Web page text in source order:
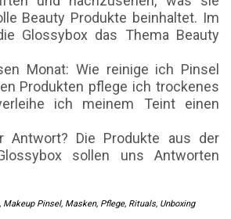
Beauty Produkte beinhaltet. Im
Glossybox das Thema Beauty
Monat: Wie reinige ich Pinsel
Produkten pflege ich trockenes
ich meinem Teint einen
Antwort? Die Produkte aus der
sollen uns Antworten
, Makeup Pinsel, Masken, Pflege, Rituals, Unboxing